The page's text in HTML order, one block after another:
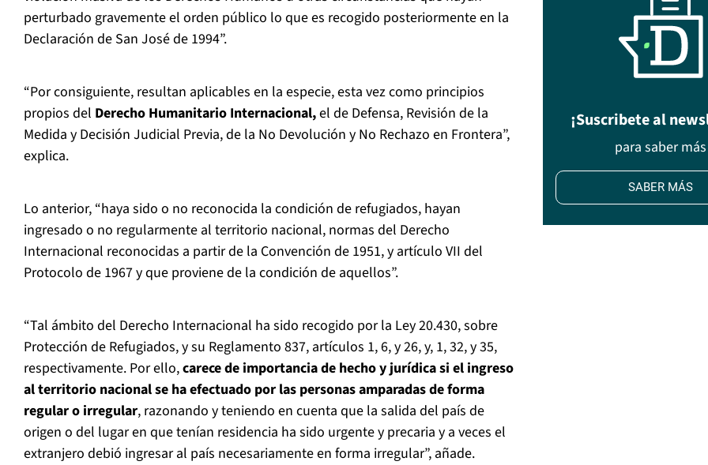
perturbado gravemente el orden público lo que es recogido posteriormente en la
Declaración de San José de 1994”.
“Por consiguiente, resultan aplicables en la especie, esta vez como principios
propios del Derecho Humanitario Internacional,el de Defensa, Revisión de la
Medida y Decisión Judicial Previa, de la No Devolución y No Rechazo en Frontera”,
explica.
Lo anterior, “haya sido o no reconocida la condición de refugiados, hayan
ingresado o no regularmente al territorio nacional, normas del Derecho
Internacional reconocidas a partir de la Convención de 1951, y artículo VII del
Protocolo de 1967 y que proviene de la condición de aquellos”.
“Tal ámbito del Derecho Internacional ha sido recogido por la Ley 20.430, sobre
Protección de Refugiados, y su Reglamento 837, artículos 1, 6, y 26, y, 1, 32, y 35,
respectivamente. Por ello,carece de importancia de hecho y jurídica si el ingreso
al territorio nacional se ha efectuado por las personas amparadas de forma
regular o irregular, razonando y teniendo en cuenta que la salida del país de
origen o del lugar en que tenían residencia ha sido urgente y precaria y a veces el
extranjero debió ingresar al país necesariamente en forma irregular”, añade.
¡Suscribete al
para saber más
SABER MÁS